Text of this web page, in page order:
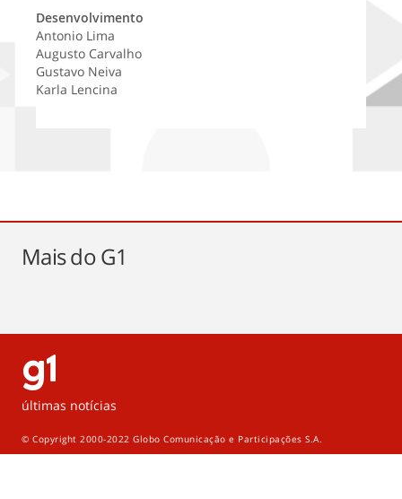
Desenvolvimento
Antonio Lima
Augusto Carvalho
Gustavo Neiva
Karla Lencina
Mais doG1
últimas notícias
© Copyright 2000-2022 Globo Comunicação e Participações S.A.